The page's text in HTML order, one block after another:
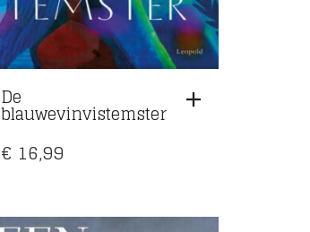
De
blauwevinvistemster
€ 16,99